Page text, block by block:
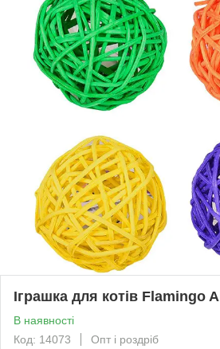
Іграшка для котів Flamingo
В наявності
Код: 14073
Опт і роздріб